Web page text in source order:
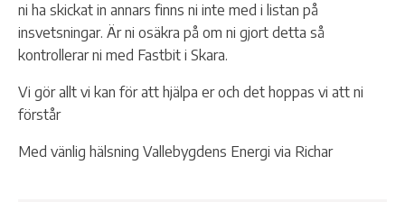
ni ha skickat in annars finns ni inte med i listan på
insvetsningar. Är ni osäkra på om ni gjort detta så
kontrollerar ni med Fastbit i Skara.
Vi gör allt vi kan för att hjälpa er och det hoppas vi att ni
förstår
Med vänlig hälsning Vallebygdens Energi via Richar